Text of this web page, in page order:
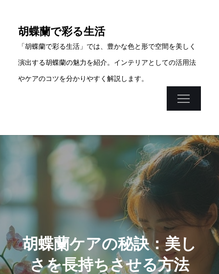
content胡蝶蘭で彩る生活
「胡蝶蘭で彩る生活」では、豊かな色と形で空間を美しく
演出する胡蝶蘭の魅力を紹介。インテリアとしての活用法
やケアのコツを分かりやすく解説します。
胡蝶蘭ケアの秘訣：美し
さを長持ちさせる方法